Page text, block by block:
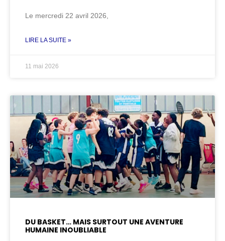
Le mercredi 22 avril 2026,
LIRE LA SUITE »
11 mai 2026
DU BASKET… MAIS SURTOUT UNE AVENTURE
HUMAINE INOUBLIABLE